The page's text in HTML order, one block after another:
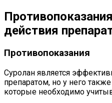
действия
Противопоказания
Суролан является
препаратом, но у него
которые необходимо